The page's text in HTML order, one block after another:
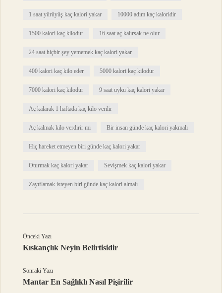
1 saat yürüyüş kaç kalori yakar 10000 adım kaç kaloridir
1500 kalori kaç kilodur 16 saat aç kalırsak ne olur
24 saat hiçbir şey yememek kaç kalori yakar
400 kalori kaç kilo eder 5000 kalori kaç kilodur
7000 kalori kaç kilodur 9 saat uyku kaç kalori yakar
Aç kalarak 1 haftada kaç kilo verilir
Aç kalmak kilo verdirir mi Bir insan günde kaç kalori yakmalı
Hiç hareket etmeyen biri günde kaç kalori yakar
Oturmak kaç kalori yakar Sevişmek kaç kalori yakar
Zayıflamak isteyen biri günde kaç kalori almalı
Önceki Yazı
Kıskançlık Neyin Belirtisidir
Sonraki Yazı
Mantar En Sağlıklı Nasıl Pişirilir